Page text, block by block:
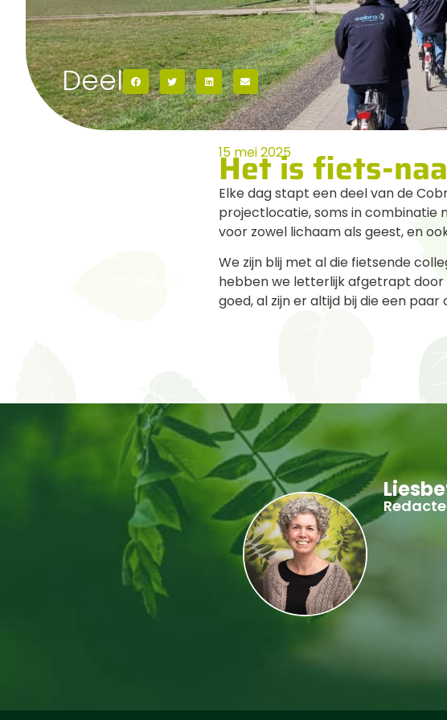
Deel
15 mei 2025
Het is fiets-
Elke dag stapt een deel van de
projectlocatie, soms in combinatie
voor zowel lichaam als geest, en
We zijn blij met al die fietsende
hebben we letterlijk afgetrapt door
goed, al zijn er altijd bij die een